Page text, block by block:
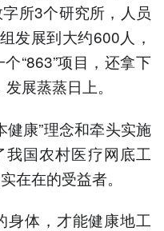
所3个研究所，人员
发展到大约600人，
“863”项目，还拿下
展蒸蒸日上。
健康”理念和牵头实施
我国农村医疗网底工
在在的受益者。
身体，才能健康地工